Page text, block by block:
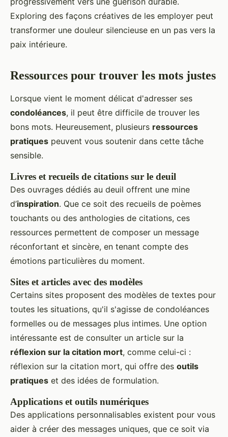
Exploring des façons créatives de les employer peut
transformer une douleur silencieuse en un pas vers la
paix intérieure.
Ressources pour trouver les mots justes
Lorsque vient le moment délicat d'adresser ses
condoléances, il peut être difficile de trouver les
bons mots. Heureusement, plusieurs ressources
pratiques peuvent vous soutenir dans cette tâche
sensible.
Livres et recueils de citations sur le deuil
Des ouvrages dédiés au deuil offrent une mine
d’inspiration. Que ce soit des recueils de poèmes
touchants ou des anthologies de citations, ces
ressources permettent de composer un message
réconfortant et sincère, en tenant compte des
émotions particulières du moment.
Sites et articles avec des modèles
Certains sites proposent des modèles de textes pour
toutes les situations, qu'il s'agisse de condoléances
formelles ou de messages plus intimes. Une option
intéressante est de consulter un article sur la
réflexion sur la citation mort, comme celui-ci :
réflexion sur la citation mort, qui offre des outils
pratiques et des idées de formulation.
Applications et outils numériques
Des applications personnalisables existent pour vous
aider à créer des messages uniques, que ce soit via